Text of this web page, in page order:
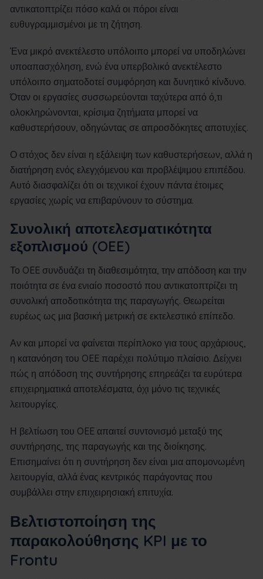
αντικατοπτρίζει πόσο καλά οι πόροι είναι
ευθυγραμμισμένοι με τη ζήτηση.
Ένα μικρό ανεκτέλεστο υπόλοιπο μπορεί να υποδηλώνει
υποαπασχόληση, ενώ ένα υπερβολικό ανεκτέλεστο
υπόλοιπο σηματοδοτεί συμφόρηση και δυνητικό κίνδυνο.
Όταν οι εργασίες συσσωρεύονται ταχύτερα από ό,τι
ολοκληρώνονται, κρίσιμα ζητήματα μπορεί να
καθυστερήσουν, οδηγώντας σε απροσδόκητες αποτυχίες.
Ο στόχος δεν είναι η εξάλειψη των καθυστερήσεων, αλλά η
διατήρηση ενός ελεγχόμενου και προβλέψιμου επιπέδου.
Αυτό διασφαλίζει ότι οι τεχνικοί έχουν πάντα έτοιμες
εργασίες χωρίς να επιβαρύνουν το σύστημα.
Συνολική αποτελεσματικότητα
εξοπλισμού (OEE)
Το OEE συνδυάζει τη διαθεσιμότητα, την απόδοση και την
ποιότητα σε ένα ενιαίο ποσοστό που αντικατοπτρίζει τη
συνολική αποδοτικότητα της παραγωγής. Θεωρείται
ευρέως ως μια βασική μετρική σε εκτελεστικό επίπεδο.
Αν και μπορεί να φαίνεται περίπλοκο για τους αρχάριους,
η κατανόηση του OEE παρέχει πολύτιμο πλαίσιο. Δείχνει
πώς η απόδοση της συντήρησης επηρεάζει τα ευρύτερα
επιχειρηματικά αποτελέσματα, όχι μόνο τις τεχνικές
λειτουργίες.
Η βελτίωση του OEE απαιτεί συντονισμό μεταξύ της
συντήρησης, της παραγωγής και της διοίκησης.
Επισημαίνει ότι η συντήρηση δεν είναι μια απομονωμένη
λειτουργία, αλλά ένας κεντρικός παράγοντας που
συμβάλλει στην επιχειρησιακή επιτυχία.
Βελτιστοποίηση της
παρακολούθησης KPI με το
Frontu